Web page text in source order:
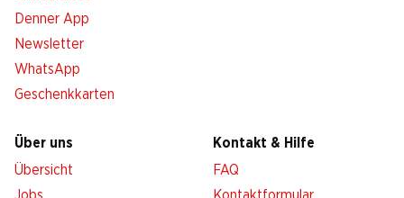
Denner App
Newsletter
WhatsApp
Geschenkkarten
Über uns
Übersicht
Kontakt & Hilfe
FAQ